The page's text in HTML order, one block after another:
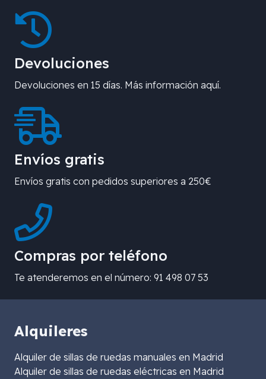
Devoluciones
Devoluciones en 15 días. Más información aquí.
Envíos gratis
Envíos gratis con pedidos superiores a 250€
Compras por teléfono
Te atenderemos en el número: 91 498 07 53
Alquileres
Alquiler de sillas de ruedas manuales en Madrid
Alquiler de sillas de ruedas eléctricas en Madrid